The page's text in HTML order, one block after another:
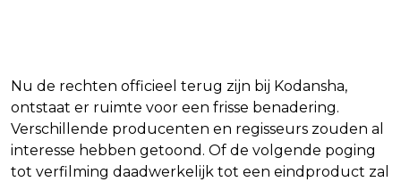
Nu de rechten officieel terug zijn bij Kodansha,
ontstaat er ruimte voor een frisse benadering.
Verschillende producenten en regisseurs zouden al
interesse hebben getoond. Of de volgende poging
tot verfilming daadwerkelijk tot een eindproduct zal